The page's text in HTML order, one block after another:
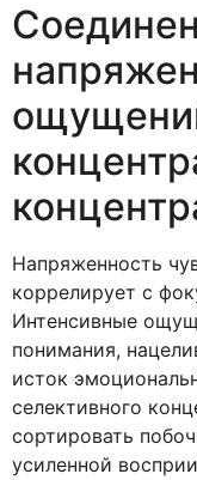
Напряженность
коррелирует с
Интенсивные
понимания,
исток
селективного
сортировать
усиленной